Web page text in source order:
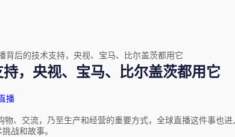
背后的技术支持，央视、宝马、比尔盖茨都用它
，央视、宝马、比尔盖茨都用它
播
物、交流，乃至生产和经营的重要方式，全球直播这件事
战和故事。